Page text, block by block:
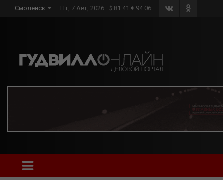
Смоленск Пт, 7 Авг, 2026 $ 81.41 € 94.06